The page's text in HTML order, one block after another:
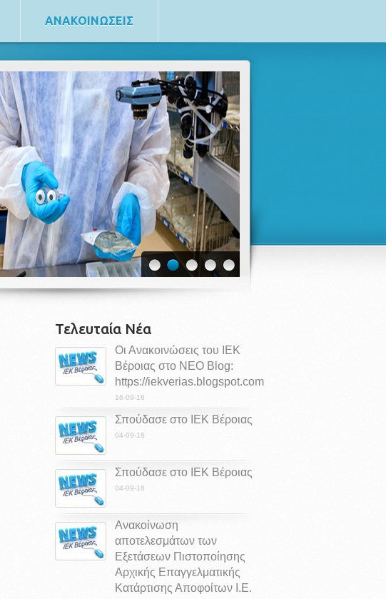
ΑΝΑΚΟΙΝΩΣΕΙΣ
Τελευταία Νέα
Οι Ανακοινώσεις του ΙΕΚ
Βέροιας στο ΝΕΟ Blog:
https://iekverias.blogspot.com
16-09-18
Σπούδασε στο ΙΕΚ Βέροιας
04-09-18
Σπούδασε στο ΙΕΚ Βέροιας
04-09-18
Ανακοίνωση
αποτελεσμάτων των
Εξετάσεων Πιστοποίησης
Αρχικής Επαγγελματικής
Κατάρτισης Αποφοίτων Ι.Ε.